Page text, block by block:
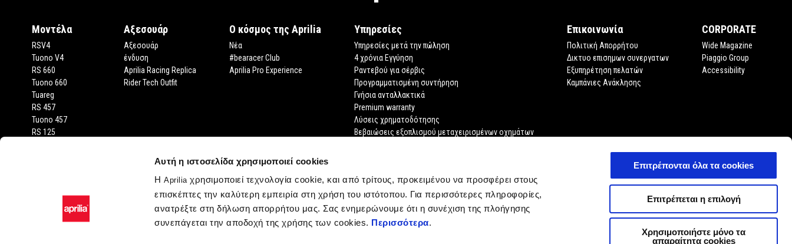
Αυτή η ιστοσελίδα χρησιμοποιεί cookies
ΗApriliaχρησιμοποιεί τεχνολογία cookie, και από τρίτους, προκειμένου να προσφέρει στους
επισκέπτες την καλύτερη εμπειρία στη χρήση του ιστότοπου. Για περισσότερες πληροφορίες,
ανατρέξτε στη δήλωση απορρήτου μας. Σας ενημερώνουμε ότι η συνέχιση της πλοήγησης
συνεπάγεται την αποδοχή της χρήσης των cookies. Περισσότερα.
Επιτρέπονται όλα τα cookies
Επιτρέπεται η επιλογή
Χρησιμοποιήστε μόνο τα
απαραίτητα cookies
Μοντέλα
RSV4
Tuono V4
RS 660
Tuono 660
Tuareg
RS 457
Tuono 457
RS 125
Αξεσουάρ
Αξεσουάρ
ένδυση
Aprilia Racing Replica
Rider Tech Outfit
Ο κόσμος της Aprilia
Νέα
#bearacer Club
Aprilia Pro Experience
Υπηρεσίες
Υπηρεσίες μετά την πώληση
4 χρόνια Εγγύηση
Ραντεβού για σέρβις
Προγραμματισμένη συντήρηση
Γνήσια ανταλλακτικά
Premium warranty
Λύσεις χρηματοδότησης
Βεβαιώσεις εξοπλισμού μεταχειρισμένων οχημάτων
Επικοινωνία
Πολιτική Απορρήτου
Δικτυο επισημων συνεργατων
Εξυπηρέτηση πελατών
Καμπάνιες Ανάκλησης
CORPORATE
Wide Magazine
Piaggio Group
Accessibility